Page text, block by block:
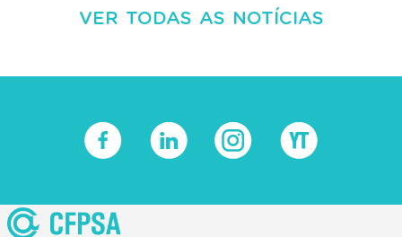
VER TODAS AS NOTÍCIAS